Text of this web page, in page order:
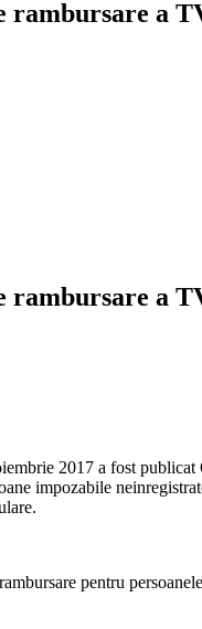
rambursare a
rambursare a
2017 a fost
impozabile
pentru